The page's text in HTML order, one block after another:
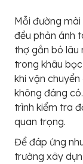
Mỗi đường
đều phản ánh
thợ gắn bó lâu
trong khâu
khi vận
không đáng
trình kiểm tra
quan trọng.
Để đáp ứng
trường xây